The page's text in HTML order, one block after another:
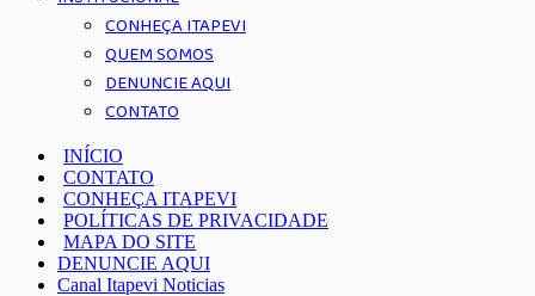
CONHEÇA ITAPEVI
QUEM SOMOS
DENUNCIE AQUI
CONTATO
INÍCIO
CONTATO
CONHEÇA ITAPEVI
POLÍTICAS DE PRIVACIDADE
MAPA DO SITE
DENUNCIE AQUI
Canal Itapevi Noticias